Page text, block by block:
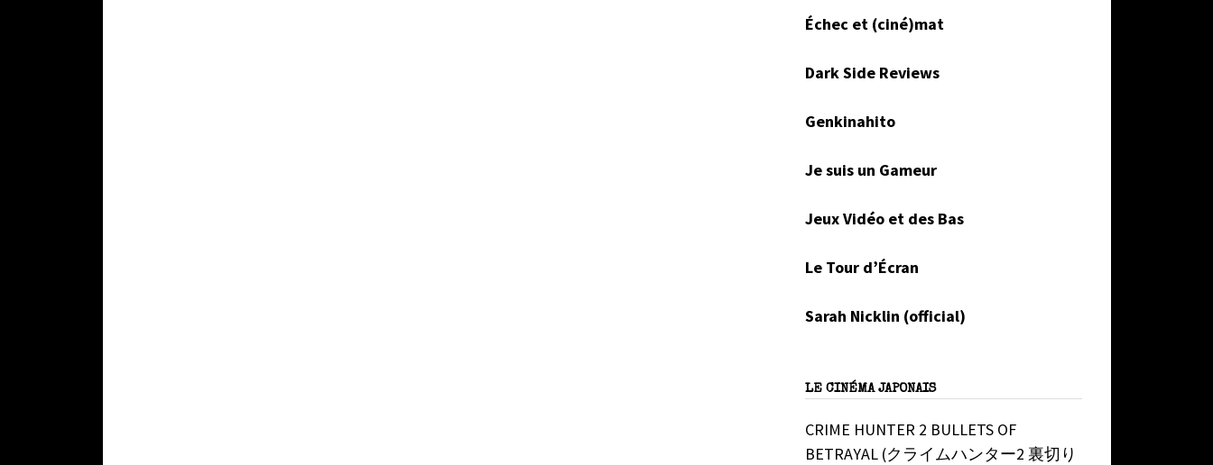
Échec et (ciné)mat
Dark Side Reviews
Genkinahito
Je suis un Gameur
Jeux Vidéo et des Bas
Le Tour d’Écran
Sarah Nicklin (official)
LE CINÉMA JAPONAIS
CRIME HUNTER 2 BULLETS OF
BETRAYAL (クライムハンター2 裏切り